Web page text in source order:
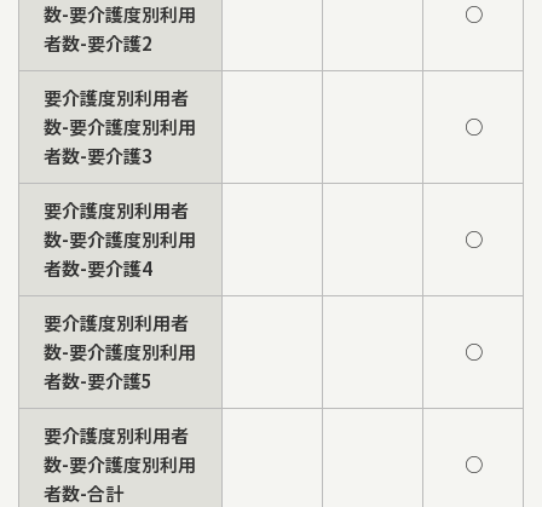
数-要介護度別利用
者数-要介護2
○
要介護度別利用者
数-要介護度別利用
者数-要介護3
○
要介護度別利用者
数-要介護度別利用
者数-要介護4
○
要介護度別利用者
数-要介護度別利用
者数-要介護5
○
要介護度別利用者
数-要介護度別利用
者数-合計
○